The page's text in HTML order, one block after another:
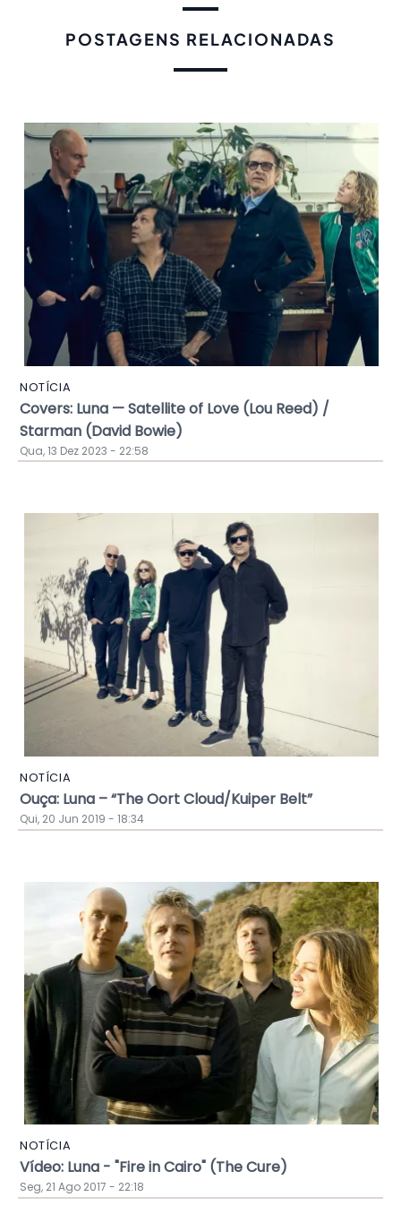
POSTAGENS RELACIONADAS
NOTÍCIA
Covers: Luna — Satellite of Love (Lou Reed) /
Starman (David Bowie)
Qua, 13 Dez 2023 - 22:58
NOTÍCIA
Ouça: Luna – “The Oort Cloud/Kuiper Belt”
Qui, 20 Jun 2019 - 18:34
NOTÍCIA
Vídeo: Luna - "Fire in Cairo" (The Cure)
Seg, 21 Ago 2017 - 22:18